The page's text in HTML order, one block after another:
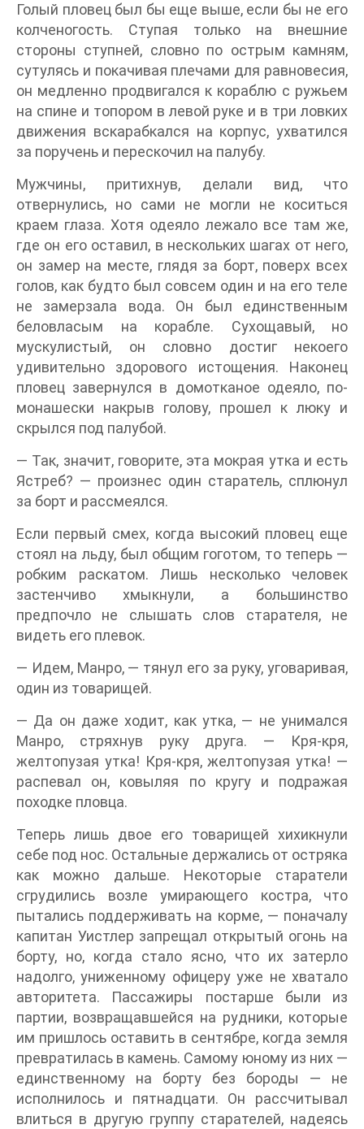
Голый пловец был бы еще выше, если бы не его
колченогость. Ступая только на внешние
стороны ступней, словно по острым камням,
сутулясь и покачивая плечами для равновесия,
он медленно продвигался к кораблю с ружьем
на спине и топором в левой руке и в три ловких
движения вскарабкался на корпус, ухватился
за поручень и перескочил на палубу.
Мужчины, притихнув, делали вид, что
отвернулись, но сами не могли не коситься
краем глаза. Хотя одеяло лежало все там же,
где он его оставил, в нескольких шагах от него,
он замер на месте, глядя за борт, поверх всех
голов, как будто был совсем один и на его теле
не замерзала вода. Он был единственным
беловласым на корабле. Сухощавый, но
мускулистый, он словно достиг некоего
удивительно здорового истощения. Наконец
пловец завернулся в домотканое одеяло, по-
монашески накрыв голову, прошел к люку и
скрылся под палубой.
— Так, значит, говорите, эта мокрая утка и есть
Ястреб? — произнес один старатель, сплюнул
за борт и рассмеялся.
Если первый смех, когда высокий пловец еще
стоял на льду, был общим гоготом, то теперь —
робким раскатом. Лишь несколько человек
застенчиво хмыкнули, а большинство
предпочло не слышать слов старателя, не
видеть его плевок.
— Идем, Манро, — тянул его за руку, уговаривая,
один из товарищей.
— Да он даже ходит, как утка, — не унимался
Манро, стряхнув руку друга. — Кря-кря,
желтопузая утка! Кря-кря, желтопузая утка! —
распевал он, ковыляя по кругу и подражая
походке пловца.
Теперь лишь двое его товарищей хихикнули
себе под нос. Остальные держались от остряка
как можно дальше. Некоторые старатели
сгрудились возле умирающего костра, что
пытались поддерживать на корме, — поначалу
капитан Уистлер запрещал открытый огонь на
борту, но, когда стало ясно, что их затерло
надолго, униженному офицеру уже не хватало
авторитета. Пассажиры постарше были из
партии, возвращавшейся на рудники, которые
им пришлось оставить в сентябре, когда земля
превратилась в камень. Самому юному из них —
единственному на борту без бороды — не
исполнилось и пятнадцати. Он рассчитывал
влиться в другую группу старателей, надеясь